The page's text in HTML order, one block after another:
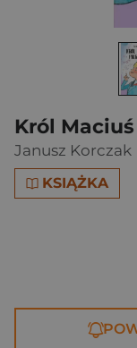
Król
Janusz Korczak
KSIĄŻKA